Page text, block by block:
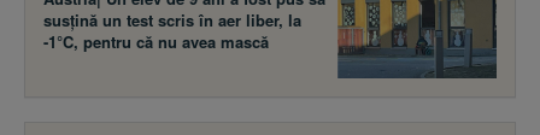
susţină un test scris în aer liber, la
-1°C, pentru că nu avea mască